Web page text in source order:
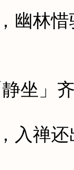
林惜
坐」
禅还